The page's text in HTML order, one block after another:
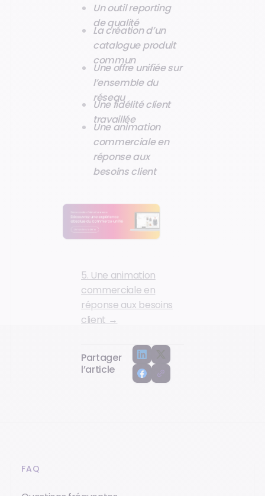
Un outil reporting
de qualité
La création d’un
catalogue produit
commun
Une offre unifiée sur
l’ensemble du
réseau
Une fidélité client
travaillée
Une animation
commerciale en
réponse aux
besoins client
5. Une animation
commerciale en
réponse aux besoins
client →
Partager
l’article
FAQ